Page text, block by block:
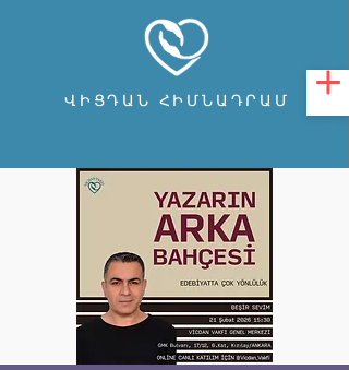
ՎԻՑԴԱՆ ՀԻՄՆԱԴՐԱՄ